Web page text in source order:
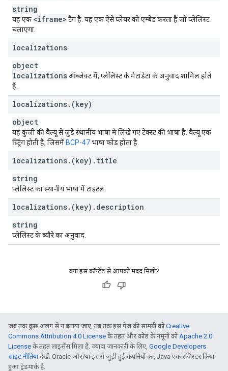
string
यह एक <iframe> टैग है. यह एक ऐसे प्लेयर को एम्बेड करता है जो प्लेलिस्ट
चलाएगा.
localizations
object
localizationsऑब्जेक्ट में, प्लेलिस्ट के मेटाडेटा के अनुवाद शामिल होते
हैं.
localizations. (key)
object
यह कुंजी की वैल्यू से जुड़े स्थानीय भाषा में लिखे गए टेक्स्ट की भाषा है. वैल्यू एक
स्ट्रिंग होती है, जिसमें BCP-47 भाषा कोड होता है.
localizations. (key) . title
string
प्लेलिस्ट का स्थानीय भाषा में टाइटल.
localizations. (key) . description
string
प्लेलिस्ट के ब्यौरे का अनुवाद.
क्या इस कॉन्टेंट से आपको मदद मिली?
जब तक कुछ अलग से न बताया जाए, तब तक इस पेज की सामग्री कोCreative
Commons Attribution 4.0 License के तहत और कोड के नमूनों कोApache 2.0
License के तहत लाइसेंस मिला है. ज़्यादा जानकारी के लिए, Google Developers
साइट नीतियांदेखें. Oracle और/या इससे जुड़ी हुई कंपनियों का, Java एक रजिस्टर किया
हुआ ट्रेडमार्क है.